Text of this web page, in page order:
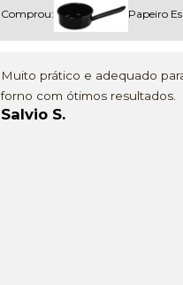
Comprou: Papeiro
Muito prático e adequado
forno com ótimos resultados.
Salvio S.